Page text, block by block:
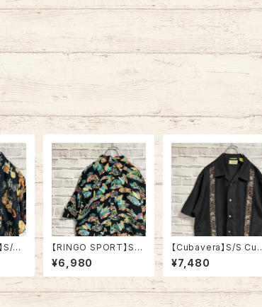
S/S
総柄
クテ
メリ
【RINGO SPORT】S/S
Shirt L “Car Pattern”
Rayon100% アロハシ
ャツ 柄シャツ 総柄シャ
ツ クルマ柄 南国 バカン
ス アメリカ USA 古着
¥6,980
【Cubavera】S/S Cub
a Shirt L相当 キューバ
シャツ 刺繍 オープンカ
ラーシャツ 開襟シャツ
ブラック アメリカ USA
古着
¥7,480